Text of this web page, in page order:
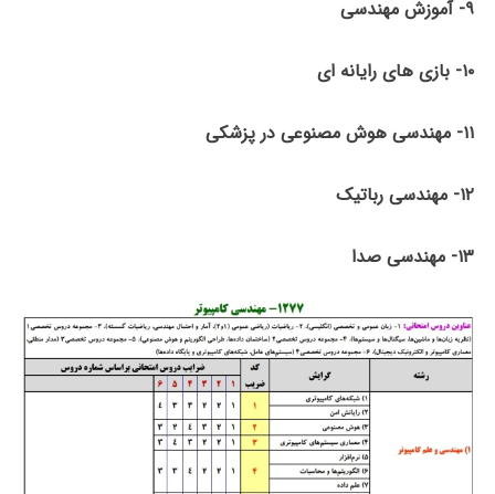
۹- آموزش مهندسی
۱۰- بازی های رایانه ای
۱۱- مهندسی هوش مصنوعی در پزشکی
۱۲- مهندسی رباتیک
۱۳- مهندسی صدا